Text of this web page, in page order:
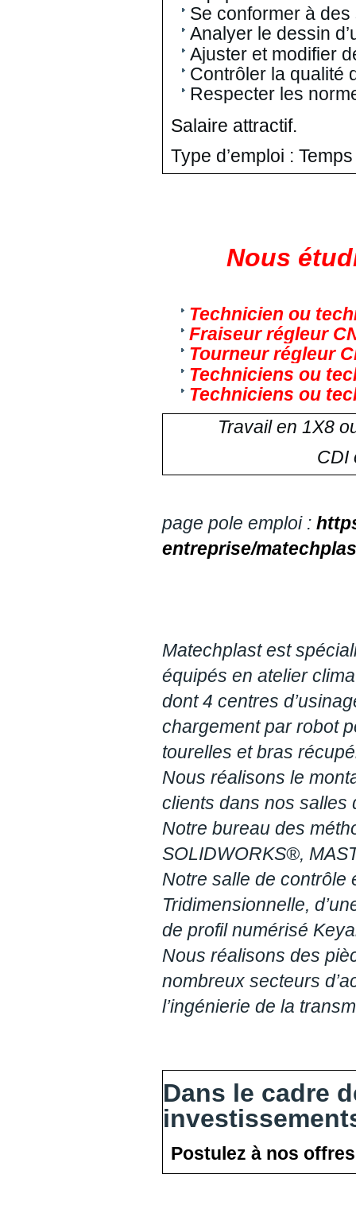
Se conformer à
Analyer le dessin
Ajuster et modifier
Contrôler la qualité
Respecter les
Salaire attractif.
Type d’emploi :
Nous
Technicien ou
Fraiseur régleur
Tourneur régleur
Techniciens ou
Techniciens ou
Travail en 1X8
CDI
page pole emploi :
entreprise/
Matechplast est
équipés en atelier
dont 4 centres
chargement par robot
tourelles et bras
Nous réalisons le
clients dans nos salles
Notre bureau des
SOLIDWORKS®,
Notre salle de contrôle
Tridimensionnelle,
de profil numérisé
Nous réalisons des
nombreux secteurs
l’ingénierie de la
Dans le cadre
Postulez à nos offres